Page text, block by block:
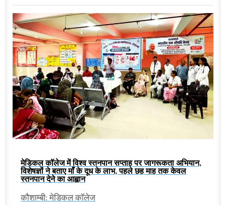
मेडिकल कॉलेज में विश्व स्तनपान सप्ताह पर जागरूकता अभियान,
विशेषज्ञों ने बताए माँ के दूध के लाभ, पहले छह माह तक केवल
स्तनपान देने का आह्वान
कौशाम्बी: मेडिकल कॉलेज